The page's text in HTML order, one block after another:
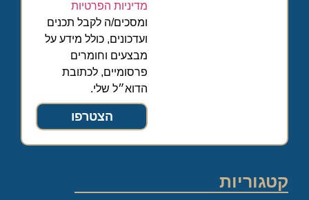
מדיניות הפרטיות
ומסכים/ה לקבל תכנים
ועדכונים, כולל מידע על
מבצעים וחומרים
פרסומיים, לכתובת
הדוא״ל שלי.
הצטרפו
קטגוריות